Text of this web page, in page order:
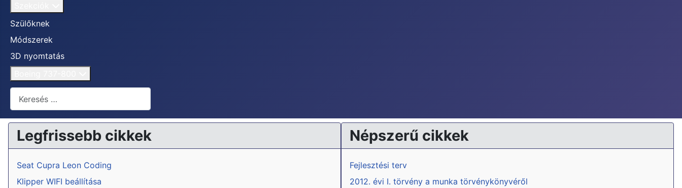
Szülőknek
Módszerek
3D nyomtatás
Keresés...
Legfrissebb cikkek
Seat Cupra Leon Coding
Klipper WIFI beállítása
Népszerű cikkek
Fejlesztési terv
2012. évi I. törvény a munka törvénykönyvéről